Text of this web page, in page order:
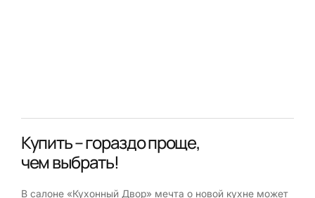
Купить – гораздо проще,
чем выбрать!
В салоне «Кухонный Двор» мечта о новой кухне может